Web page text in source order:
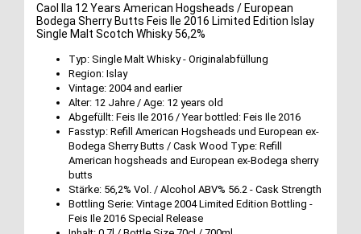
Caol Ila 12 Years American Hogsheads / European
Bodega Sherry Butts Feis Ile 2016 Limited Edition Islay
Single Malt Scotch Whisky 56,2%
Typ: Single Malt Whisky - Originalabfüllung
Region: Islay
Vintage: 2004 and earlier
Alter: 12 Jahre / Age: 12 years old
Abgefüllt: Feis Ile 2016 / Year bottled: Feis Ile 2016
Fasstyp: Refill American Hogsheads und European ex-
Bodega Sherry Butts / Cask Wood Type: Refill
American hogsheads and European ex-Bodega sherry
butts
Stärke: 56,2% Vol. / Alcohol ABV% 56.2 - Cask Strength
Bottling Serie: Vintage 2004 Limited Edition Bottling -
Feis Ile 2016 Special Release